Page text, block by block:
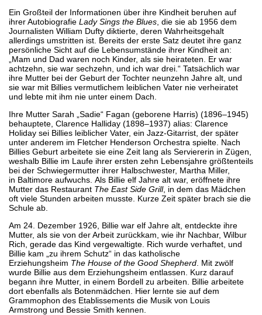
Ein Großteil der Informationen über ihre Kindheit beruhen auf
ihrer Autobiografie Lady Sings the Blues , die sie ab 1956 dem
Journalisten William Dufty diktierte, deren Wahrheitsgehalt
allerdings umstritten ist. Bereits der erste Satz deutet ihre ganz
persönliche Sicht auf die Lebensumstände ihrer Kindheit an:
„Mam und Dad waren noch Kinder, als sie heirateten. Er war
achtzehn, sie war sechzehn, und ich war drei.“ Tatsächlich war
ihre Mutter bei der Geburt der Tochter neunzehn Jahre alt, und
sie war mit Billies vermutlichem leiblichen Vater nie verheiratet
und lebte mit ihm nie unter einem Dach.
Ihre Mutter Sarah „Sadie“ Fagan (geborene Harris) (1896–1945)
behauptete, Clarence Halliday (1898–1937) alias: Clarence
Holiday sei Billies leiblicher Vater, ein Jazz-Gitarrist, der später
unter anderem im Fletcher Henderson Orchestra spielte. Nach
Billies Geburt arbeitete sie eine Zeit lang als Serviererin in Zügen,
weshalb Billie im Laufe ihrer ersten zehn Lebensjahre größtenteils
bei der Schwiegermutter ihrer Halbschwester, Martha Miller,
in Baltimore aufwuchs. Als Billie elf Jahre alt war, eröffnete ihre
Mutter das Restaurant The East Side Grill, in dem das Mädchen
oft viele Stunden arbeiten musste. Kurze Zeit später brach sie die
Schule ab.
Am 24. Dezember 1926, Billie war elf Jahre alt, entdeckte ihre
Mutter, als sie von der Arbeit zurückkam, wie ihr Nachbar, Wilbur
Rich, gerade das Kind vergewaltigte. Rich wurde verhaftet, und
Billie kam „zu ihrem Schutz“ in das katholische
Erziehungsheim The House of the Good Shepherd . Mit zwölf
wurde Billie aus dem Erziehungsheim entlassen. Kurz darauf
begann ihre Mutter, in einem Bordell zu arbeiten. Billie arbeitete
dort ebenfalls als Botenmädchen. Hier lernte sie auf dem
Grammophon des Etablissements die Musik von Louis
Armstrong und Bessie Smith kennen.